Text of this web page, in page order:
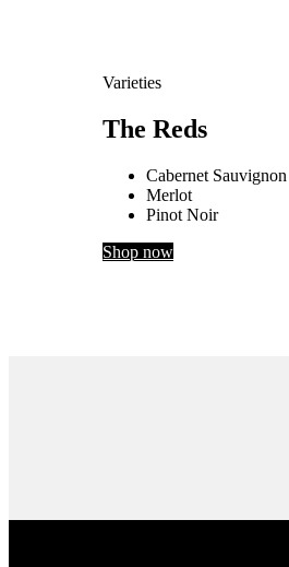
Varieties
The Reds
Cabernet Sauvignon
Merlot
Pinot Noir
Shop now